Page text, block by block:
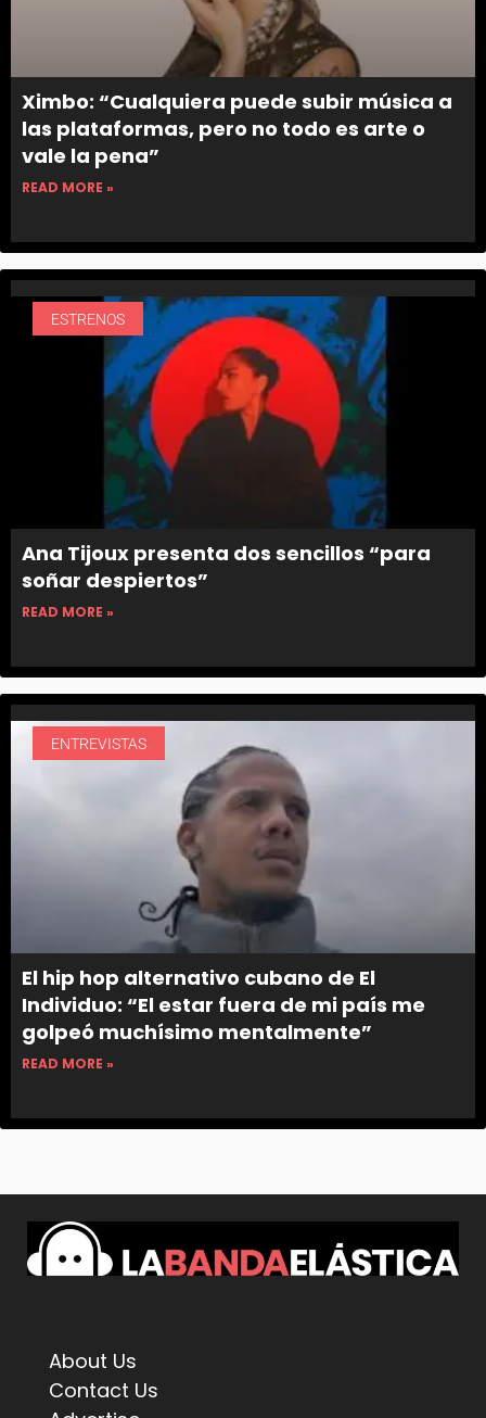
Ximbo: “Cualquiera puede subir música a
las plataformas, pero no todo es arte o
vale la pena”
READ MORE »
ESTRENOS
Ana Tijoux presenta dos sencillos “para
soñar despiertos”
READ MORE »
ENTREVISTAS
El hip hop alternativo cubano de El
Individuo: “El estar fuera de mi país me
golpeó muchísimo mentalmente”
READ MORE »
About Us
Contact Us